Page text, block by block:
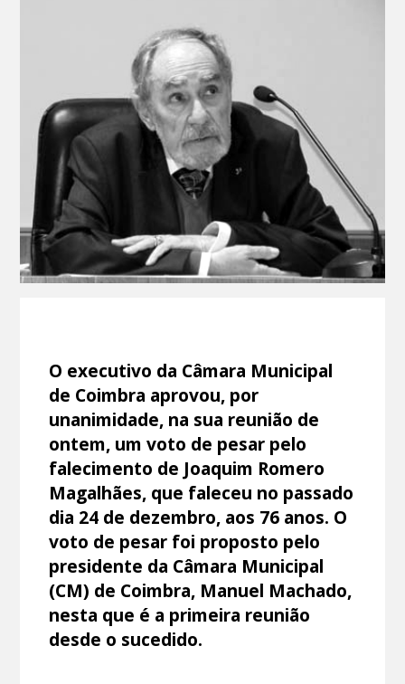
O executivo da Câmara Municipal
de Coimbra aprovou, por
unanimidade, na sua reunião de
ontem, um voto de pesar pelo
falecimento de Joaquim Romero
Magalhães, que faleceu no passado
dia 24 de dezembro, aos 76 anos. O
voto de pesar foi proposto pelo
presidente da Câmara Municipal
(CM) de Coimbra, Manuel Machado,
nesta que é a primeira reunião
desde o sucedido.